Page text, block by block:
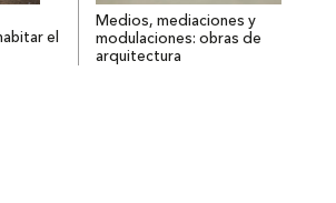
el
Medios, mediaciones y
modulaciones: obras de
arquitectura